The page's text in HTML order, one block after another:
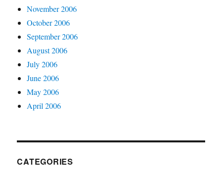
November 2006
October 2006
September 2006
August 2006
July 2006
June 2006
May 2006
April 2006
CATEGORIES